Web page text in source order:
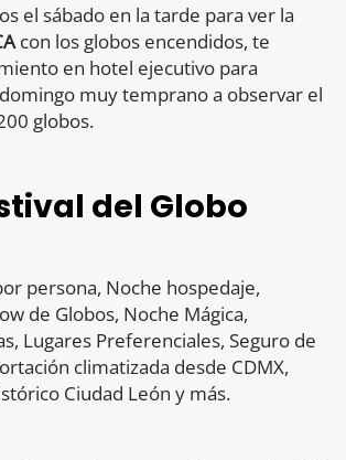
el sábado en la tarde para ver la
con los globos encendidos, te
en hotel ejecutivo para
muy temprano a observar el
globos.
del Globo
persona, Noche hospedaje,
de Globos, Noche Mágica,
Lugares Preferenciales, Seguro de
climatizada desde CDMX,
Ciudad León y más.